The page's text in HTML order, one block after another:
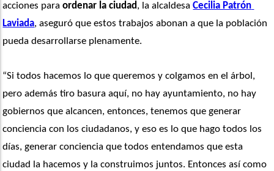
acciones para ordenar la ciudad, la alcaldesa Cecilia Patrón
Laviada, aseguró que estos trabajos abonan a que la población
pueda desarrollarse plenamente.
“Si todos hacemos lo que queremos y colgamos en el árbol,
pero además tiro basura aquí, no hay ayuntamiento, no hay
gobiernos que alcancen, entonces, tenemos que generar
conciencia con los ciudadanos, y eso es lo que hago todos los
días, generar conciencia que todos entendamos que esta
ciudad la hacemos y la construimos juntos. Entonces así como